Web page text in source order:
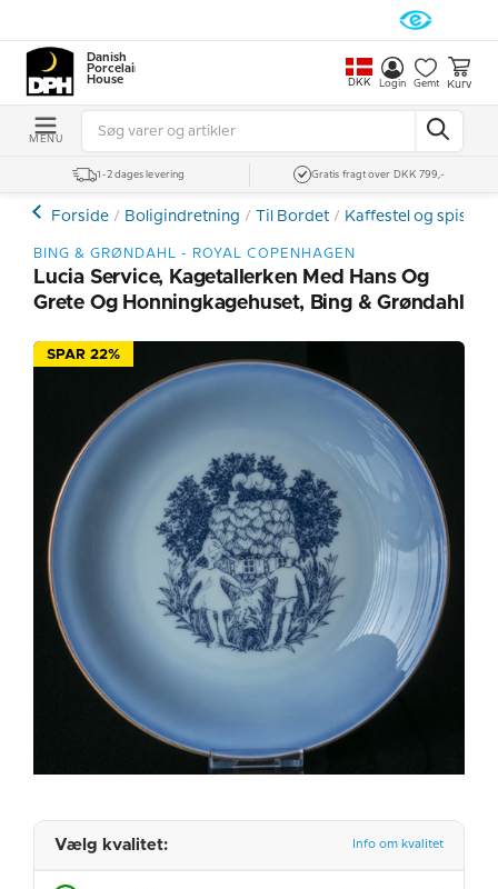
Danish
Porcelain
House
DKK Login Gemt Kurv
MENU
1-2 dages levering Gratis fragt over DKK 799,-
Forside Boligindretning Til Bordet Kaffestel og
BING & GRØNDAHL - ROYAL COPENHAGEN
Lucia Service, Kagetallerken Med Hans Og
Grete Og Honningkagehuset, Bing & Grøndahl
SPAR 22%
Vælg kvalitet: Info om kvalitet